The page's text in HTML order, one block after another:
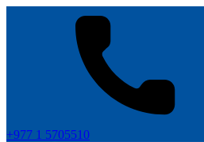
+977 1 5705510